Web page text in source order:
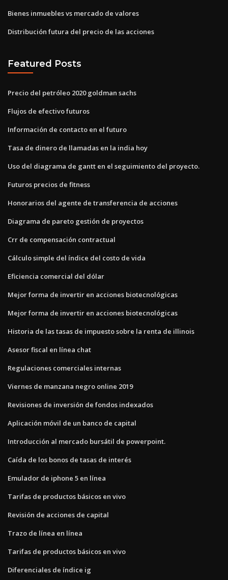
Bienes inmuebles vs mercado de valores
Distribución futura del precio de las acciones
Featured Posts
Precio del petróleo 2020 goldman sachs
Flujos de efectivo futuros
Información de contacto en el futuro
Tasa de dinero de llamadas en la india hoy
Uso del diagrama de gantt en el seguimiento del proyecto.
Futuros precios de fitness
Honorarios del agente de transferencia de acciones
Diagrama de pareto gestión de proyectos
Crr de compensación contractual
Cálculo simple del índice del costo de vida
Eficiencia comercial del dólar
Mejor forma de invertir en acciones biotecnológicas
Mejor forma de invertir en acciones biotecnológicas
Historia de las tasas de impuesto sobre la renta de illinois
Asesor fiscal en línea chat
Regulaciones comerciales internas
Viernes de manzana negro online 2019
Revisiones de inversión de fondos indexados
Aplicación móvil de un banco de capital
Introducción al mercado bursátil de powerpoint.
Caída de los bonos de tasas de interés
Emulador de iphone 5 en línea
Tarifas de productos básicos en vivo
Revisión de acciones de capital
Trazo de línea en línea
Tarifas de productos básicos en vivo
Diferenciales de índice ig